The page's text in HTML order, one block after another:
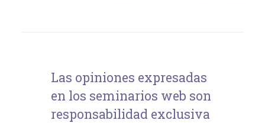
Las opiniones expresadas
en los seminarios web son
responsabilidad exclusiva